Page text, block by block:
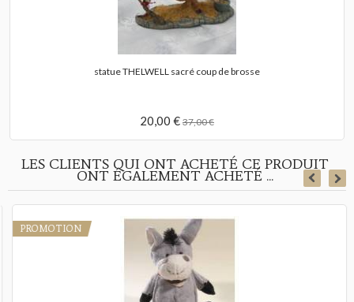
statue THELWELL sacré coup de brosse
20,00 € 37,00 €
LES CLIENTS QUI ONT ACHETÉ CE PRODUIT
ONT ÉGALEMENT ACHETÉ ...
PROMOTION